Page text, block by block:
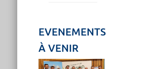
EVENEMENTS
À VENIR